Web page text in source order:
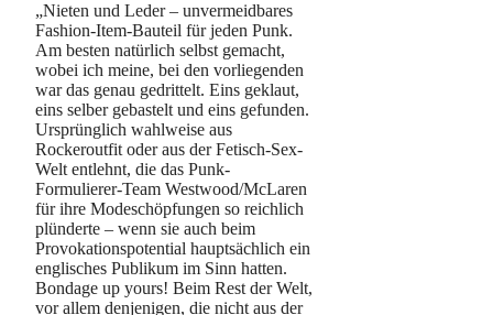
„Nieten und Leder – unvermeidbares
Fashion-Item-Bauteil für jeden Punk.
Am besten natürlich selbst gemacht,
wobei ich meine, bei den vorliegenden
war das genau gedrittelt. Eins geklaut,
eins selber gebastelt und eins gefunden.
Ursprünglich wahlweise aus
Rockeroutfit oder aus der Fetisch-Sex-
Welt entlehnt, die das Punk-
Formulierer-Team Westwood/McLaren
für ihre Modeschöpfungen so reichlich
plünderte – wenn sie auch beim
Provokationspotential hauptsächlich ein
englisches Publikum im Sinn hatten.
Bondage up yours! Beim Rest der Welt,
vor allem denjenigen, die nicht aus der